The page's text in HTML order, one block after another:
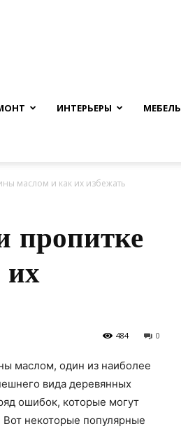
ИНТЕРЬЕРЫ МЕБЕЛЬ
маслом и как их избежать
пропитке
их
0
484
маслом, один из наиболее
вида деревянных
ошибок, которые могут
Вот некоторые популярные